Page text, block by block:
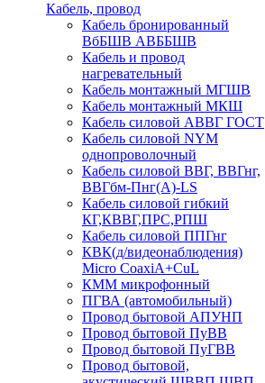
Кабель, провод
Кабель бронированный
ВбБШВ АВББШВ
Кабель и провод
нагревательный
Кабель монтажный МГШВ
Кабель монтажный МКШ
Кабель силовой АВВГ ГОСТ
Кабель силовой NYM
однопроволочный
Кабель силовой ВВГ, ВВГнг,
ВВГбм-Пнг(А)-LS
Кабель силовой гибкий
КГ,КВВГ,ПРС,РПШ
Кабель силовой ППГнг
КВК(д/видеонаблюдения)
Micro CoaxiA+CuL
КММ микрофонный
ПГВА (автомобильный)
Провод бытовой АПУНП
Провод бытовой ПуВВ
Провод бытовой ПуГВВ
Провод бытовой,